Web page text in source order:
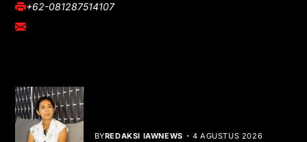
+62-081287514107
adm@iawnews.com
BYREDAKSI IAWNEWS 4 AGUSTUS 2026